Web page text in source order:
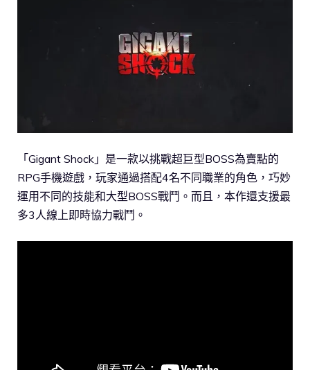
「Gigant Shock」是一款以挑戰超巨型BOSS為賣點的
RPG手機遊戲，玩家通過搭配4名不同職業的角色，巧妙
運用不同的技能和大型BOSS戰鬥。而且，本作還支援最
多3人線上即時協力戰鬥。